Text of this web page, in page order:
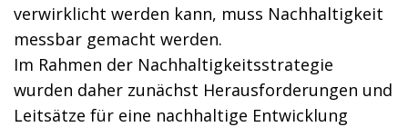
verwirklicht werden kann, muss Nachhaltigkeit
messbar gemacht werden.
Im Rahmen der Nachhaltigkeitsstrategie
wurden daher zunächst Herausforderungen und
Leitsätze für eine nachhaltige Entwicklung